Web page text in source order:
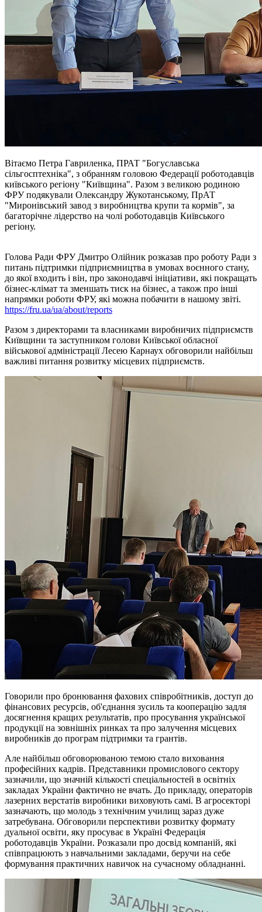
Вітаємо Петра Гавриленка, ПРАТ "Богуславська
сільгосптехніка", з обранням головою Федерації роботодавців
київського регіону "Київщина". Разом з великою родиною
ФРУ подякували Олександру Жукотанському, ПрАТ
"Миронівський завод з виробництва крупи та кормів", за
багаторічне лідерство на чолі роботодавців Київського
регіону.
Голова Ради ФРУ Дмитро Олійник розказав про роботу Ради з
питань підтримки підприємництва в умовах воєнного стану,
до якої входить і він, про законодавчі ініціативи, які покращать
бізнес-клімат та зменшать тиск на бізнес, а також про інші
напрямки роботи ФРУ, які можна побачити в нашому звіті.
https://fru.ua/ua/about/reports
Разом з директорами та власниками виробничих підприємств
Київщини та заступником голови Київської обласної
військової адміністрації Лесею Карнаух обговорили найбільш
важливі питання розвитку місцевих підприємств.
Говорили про бронювання фахових співробітників, доступ до
фінансових ресурсів, об'єднання зусиль та кооперацію задля
досягнення кращих результатів, про просування української
продукції на зовнішніх ринках та про залучення місцевих
виробників до програм підтримки та грантів.
Але найбільш обговорюваною темою стало виховання
професійних кадрів. Представники промислового сектору
зазначили, що значній кількості спеціальностей в освітніх
закладах України фактично не вчать. До прикладу, операторів
лазерних верстатів виробники виховують самі. В агросекторі
зазначають, що молодь з технічним училищ зараз дуже
затребувана. Обговорили перспективи розвитку формату
дуальної освіти, яку просуває в Україні Федерація
роботодавців України. Розказали про досвід компаній, які
співпрацюють з навчальними закладами, беручи на себе
формування практичних навичок на сучасному обладнанні.